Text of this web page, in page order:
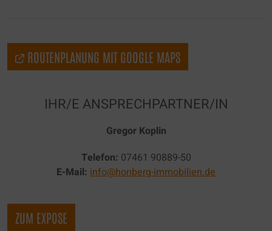
ROUTENPLANUNG MIT GOOGLE MAPS
IHR/E ANSPRECHPARTNER/IN
Gregor Koplin
Telefon: 07461 90889-50
E-Mail: info@honberg-immobilien.de
ZUM EXPOSE